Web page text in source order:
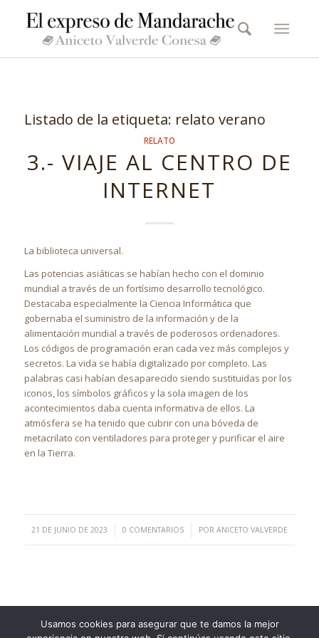
Listado de la etiqueta: relato verano
RELATO
3.- VIAJE AL CENTRO DE
INTERNET
La biblioteca universal.
Las potencias asiáticas se habían hecho con el dominio
mundial a través de un fortísimo desarrollo tecnológico.
Destacaba especialmente la Ciencia Informática que
gobernaba el suministro de la información y de la
alimentación mundial a través de poderosos ordenadores.
Los códigos de programación eran cada vez más complejos y
secretos. La vida se había digitalizado por completo. Las
palabras casi habían desaparecido siendo sustituidas por los
iconos, los símbolos gráficos y la sola imagen de los
acontecimientos daba cuenta informativa de ellos. La
atmósfera se ha tenido que cubrir con una bóveda de
metacrilato con ventiladores para proteger y purificar el aire
en la Tierra.
21 DE JUNIO DE 2023
/ 0 COMENTARIOS
/ POR ANICETO VALVERDE
Usamos cookies para asegurar que te damos la mejor